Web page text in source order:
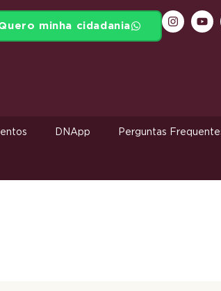
minha cidadania
DNApp Perguntas